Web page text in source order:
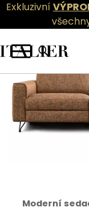
Exkluzivní
Moderní